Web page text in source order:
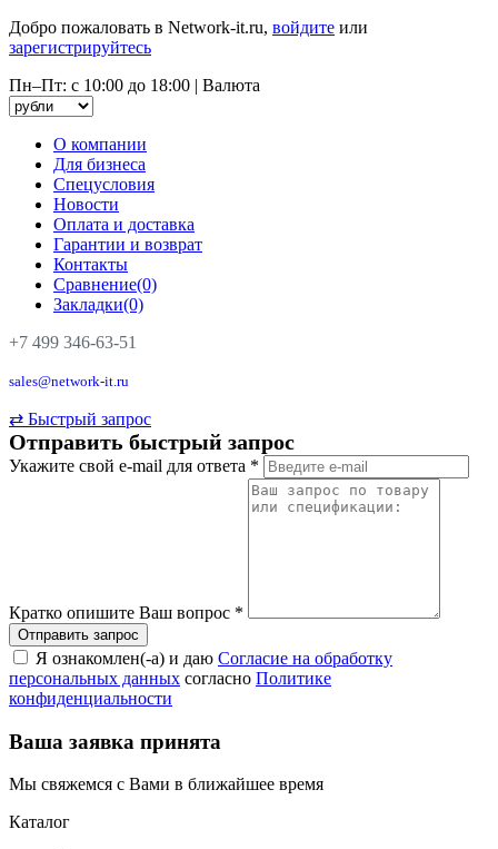
Добро пожаловать в Network-it.ru, войдите или
зарегистрируйтесь
Пн–Пт: с 10:00 до 18:00 | Валюта
О компании
Для бизнеса
Спецусловия
Новости
Оплата и доставка
Гарантии и возврат
Контакты
Сравнение(0)
Закладки(0)
+7 499 346-63-51
sales@network-it.ru
⇄ Быстрый запрос
Отправить быстрый запрос
Укажите свой e-mail для ответа *
Кратко опишите Ваш вопрос *
Я ознакомлен(-а) и даю Согласие на обработку
персональных данных согласно Политике
конфиденциальности
Ваша заявка принята
Мы свяжемся с Вами в ближайшее время
Каталог